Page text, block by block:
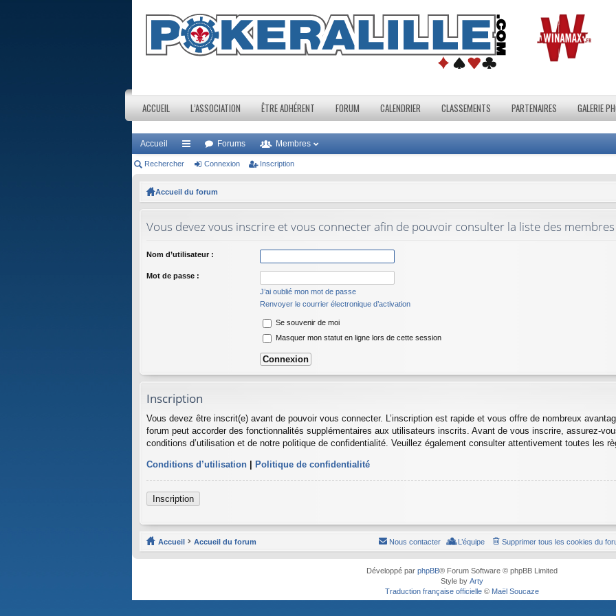
ACCUEIL L’ASSOCIATION ÊTRE ADHÉRENT FORUM CALENDRIER CLASSEMENTS PARTENAIRES GALERIE
Accueil
ac
ci
Forums Membres
Rechercher Connexion Inscription
Accueil du forum
Vous devez vous inscrire et vous connecter afin de pouvoir consulter la liste des membres
Nom d’utilisateur :
Mot de passe :
J’ai oublié mon mot de passe
Renvoyer le courrier électronique d’activation
Se souvenir de moi
Masquer mon statut en ligne lors de cette session
Inscription
Vous devez être inscrit(e) avant de pouvoir vous connecter. L’inscription est rapide et vous offre de nombreux
forum peut accorder des fonctionnalités supplémentaires aux utilisateurs inscrits. Avant de vous inscrire, assurez-
conditions d’utilisation et de notre politique de confidentialité. Veuillez également consulter attentivement toutes les
Conditions d’utilisation | Politique de confidentialité
Inscription
Accueil Accueil du forum Supprimer tous les cookies du
L’équipe
Nous contacter
Développé par phpBB® Forum Software © phpBB Limited
Style by Arty
Traduction française officielle © Maël Soucaze